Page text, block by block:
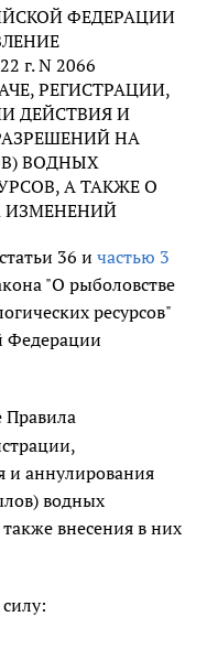
ФЕДЕРАЦИИ
г. N 2066
РЕГИСТРАЦИИ,
ДЕЙСТВИЯ И
НА
ВОДНЫХ
А ТАКЖЕ О
ИЗМЕНЕНИЙ
статьи 36 и частью 3
"О рыболовстве
ресурсов"
Федерации
Правила
и аннулирования
водных
внесения в них